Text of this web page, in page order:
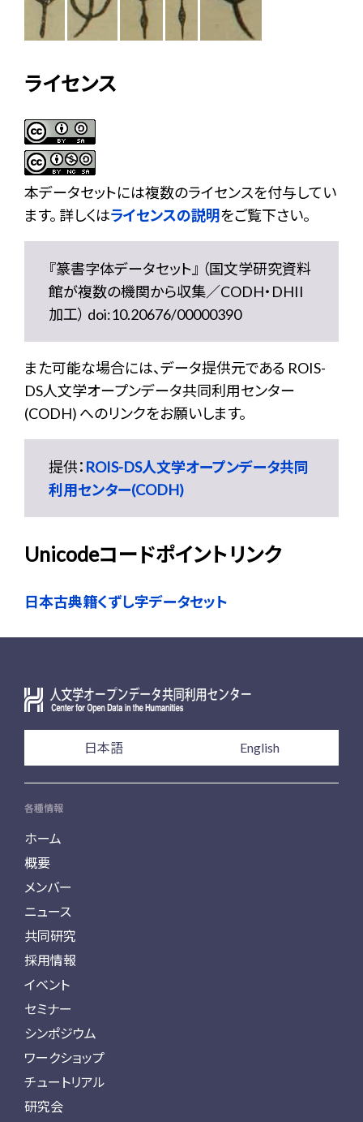
ライセンス
本データセットには複数のライセンスを付与してい
ます。 詳しくはライセンスの説明をご覧下さい。
『篆書字体データセット』 （国文学研究資料
館が複数の機関から収集／CODH・DHII
加工） doi:10.20676/00000390
また可能な場合には、データ提供元である ROIS-
DS人文学オープンデータ共同利用センター
(CODH) へのリンクをお願いします。
提供： ROIS-DS人文学オープンデータ共同
利用センター(CODH)
Unicodeコードポイントリンク
日本古典籍くずし字データセット
日本語 English
各種情報
ホーム
概要
メンバー
ニュース
共同研究
採用情報
イベント
セミナー
シンポジウム
ワークショップ
チュートリアル
研究会